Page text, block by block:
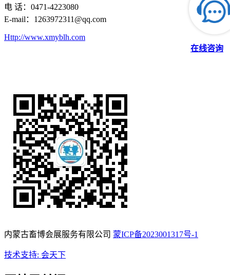
电 话：0471-4223080
E-mail：1263972311@qq.com
Http://www.xmyblh.com
内蒙古畜博会展服务有限公司 蒙ICP备2023001317号-1
技术支持: 会天下
在线咨询